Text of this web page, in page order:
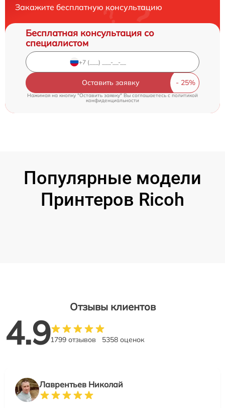
Закажите бесплатную консультацию
Бесплатная консультация со
специалистом
Оставить заявку
Нажимая на кнопку "Оставить заявку" Вы соглашаетесь c политикой
конфиденциальности
Популярные модели
Принтеров Ricoh
Отзывы клиентов
4.91799 отзывов 5358 оценок
Лаврентьев Николай